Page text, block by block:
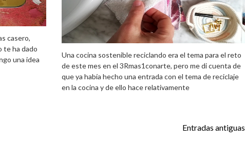
casero,
te ha dado
una idea
Una cocina sostenible reciclando era el tema para el reto
de este mes en el 3Rmas1conarte, pero me di cuenta de
que ya había hecho una entrada con el tema de reciclaje
en la cocina y de ello hace relativamente
Entradas antiguas